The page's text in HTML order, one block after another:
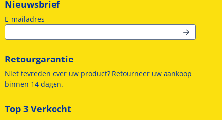
Nieuwsbrief
E-mailadres
Retourgarantie
Niet tevreden over uw product? Retourneer uw aankoop
binnen 14 dagen.
Top 3 Verkocht